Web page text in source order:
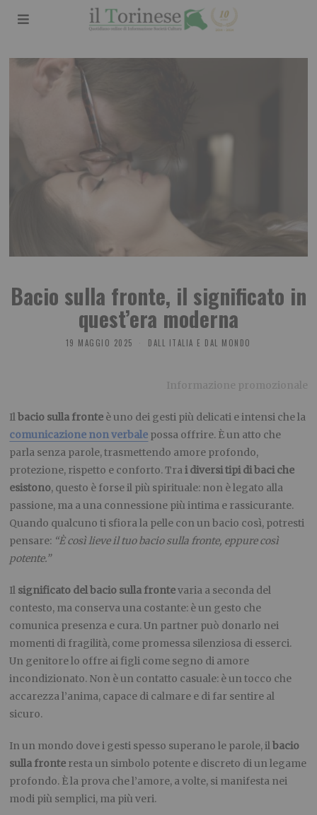
Bacio sulla fronte, il significato in
quest’era moderna
19 MAGGIO 2025 DALL ITALIA E DAL MONDO
Informazione promozionale
Ilbacio sulla fronte è uno dei gesti più delicati e intensi che la
comunicazione non verbale possa offrire. È un atto che
parla senza parole, trasmettendo amore profondo,
protezione, rispetto e conforto. Trai diversi tipi di baci che
esistono, questo è forse il più spirituale: non è legato alla
passione, ma a una connessione più intima e rassicurante.
Quando qualcuno ti sfiora la pelle con un bacio così, potresti
pensare: “È così lieve il tuo bacio sulla fronte, eppure così
potente.”
Il significato del bacio sulla frontevaria a seconda del
contesto, ma conserva una costante: è un gesto che
comunica presenza e cura. Un partner può donarlo nei
momenti di fragilità, come promessa silenziosa di esserci.
Un genitore lo offre ai figli come segno di amore
incondizionato. Non è un contatto casuale: è un tocco che
accarezza l’anima, capace di calmare e di far sentire al
sicuro.
In un mondo dove i gesti spesso superano le parole, ilbacio
sulla fronte resta un simbolo potente e discreto di un legame
profondo. È la prova che l’amore, a volte, si manifesta nei
modi più semplici, ma più veri.